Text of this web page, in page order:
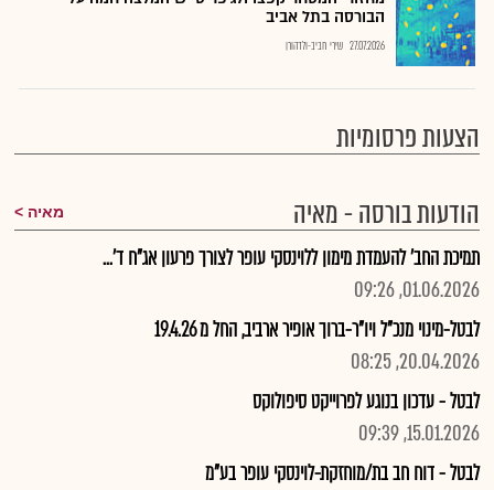
הבורסה בתל אביב
27.07.2026 שירי חביב-ולדהורן
הצעות פרסומיות
הודעות בורסה - מאיה
מאיה
תמיכת החב' להעמדת מימון ללוינסקי עופר לצורך פרעון אג"ח ד'...
01.06.2026, 09:26
לבטל-מינוי מנכ"ל ויו"ר-ברוך אופיר ארביב, החל מ 19.4.26
20.04.2026, 08:25
לבטל - עדכון בנוגע לפרוייקט סיפולוקס
15.01.2026, 09:39
לבטל - דוח חב בת/מוחזקת-לוינסקי עופר בע"מ